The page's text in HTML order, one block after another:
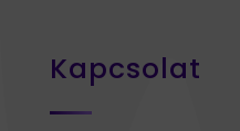
Kapcsolat